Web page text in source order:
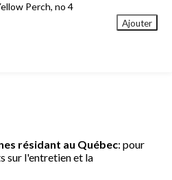
Perch, no 4
Ajouter
résidant au Québec: pour
sur l'entretien et la